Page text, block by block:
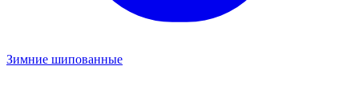
Зимние шипованные